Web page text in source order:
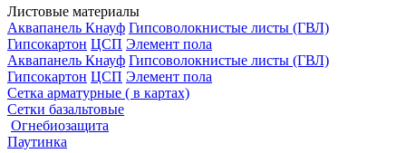
Листовые материалы
Аквапанель Кнауф Гипсоволокнистые листы (ГВЛ)
Гипсокартон ЦСП Элемент пола
Аквапанель Кнауф Гипсоволокнистые листы (ГВЛ)
Гипсокартон ЦСП Элемент пола
Сетка арматурные ( в картах)
Сетки базальтовые
Огнебиозащита
Паутинка